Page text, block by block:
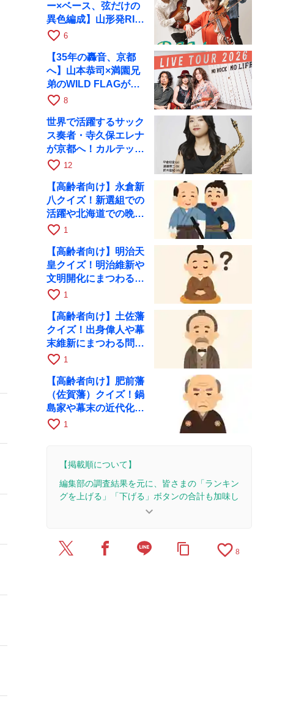
ー×ベース、弦だけの
異色編成】山形発RIM
が初全国ツアーで8月
favorite_border 6
【35年の轟音、京都
へ】山本恭司×満園兄
弟のWILD FLAGが8
月6日にRAGでライブ
favorite_border 8
世界で活躍するサック
ス奏者・寺久保エレナ
が京都へ！カルテッ
ト・ツアー京都公演を
favorite_border 12
【高齢者向け】永倉新
八クイズ！新選組での
活躍や北海道での晩年
を出題
favorite_border 1
【高齢者向け】明治天
皇クイズ！明治維新や
文明開化にまつわる問
題を出題
favorite_border 1
【高齢者向け】土佐藩
クイズ！出身偉人や幕
末維新にまつわる問題
を出題
favorite_border 1
【高齢者向け】肥前藩
（佐賀藩）クイズ！鍋
島家や幕末の近代化に
まつわる問題
favorite_border 1
【掲載順について】
編集部の調査結果を元に、皆さまの「ランキン
グを上げる」「下げる」ボタンの合計も加味し
2025/10/4：15本のレビューを追加・更新して、記
keyboard_arrow_down
content_copy favorite_border 8